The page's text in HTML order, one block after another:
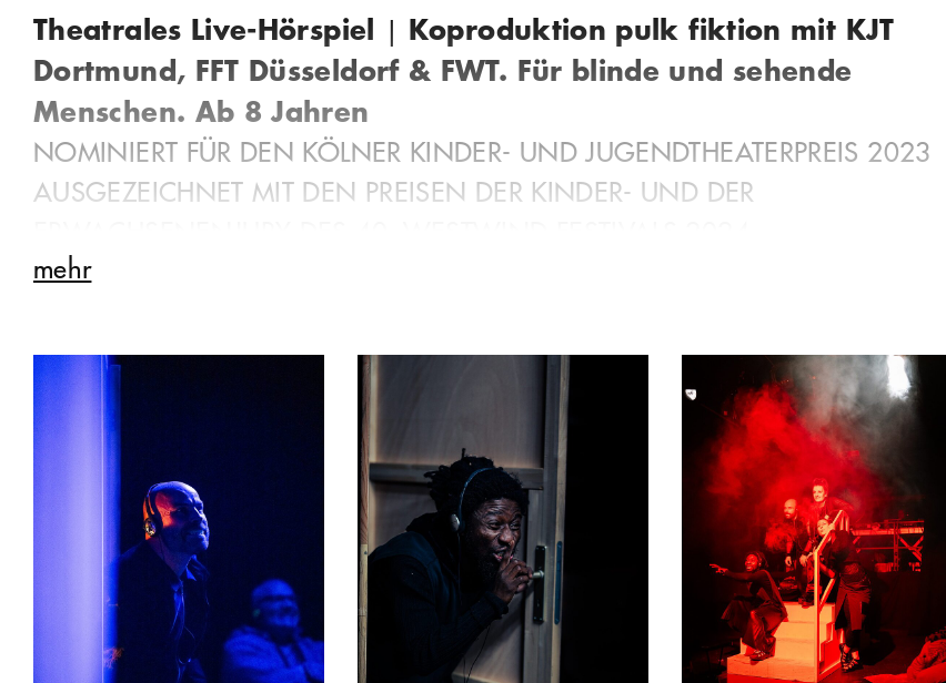
Theatrales Live-Hörspiel | Koproduktion pulk fiktion mit KJT
Dortmund, FFT Düsseldorf & FWT. Für blinde und sehende
Menschen. Ab 8 Jahren
NOMINIERT FÜR DEN KÖLNER KINDER- UND JUGENDTHEATERPREIS 2023
AUSGEZEICHNET MIT DEN PREISEN DER KINDER- UND DER
Geistern, Fledermäusen und Monstern sucht das Stück nach den Ängsten des
Alltags und den Schrecken der heutigen Welt, um ihnen einen lustvollen Auftritt
zu verpassen.
Theatrales Live-Hörspiel bedeutet bei GRUSEL: das Publikum sitzt gemeinsam auf
der Bühne und hört etwas über Kopfhörer, erlebt aber auch Dinge parallel im
Gefördert durch das Kulturamt der Stadt Köln, das Ministerium für Kultur und
mehr